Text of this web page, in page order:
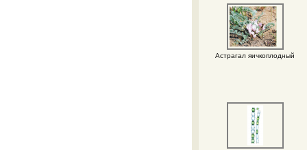
Астрагал яичкоплодный